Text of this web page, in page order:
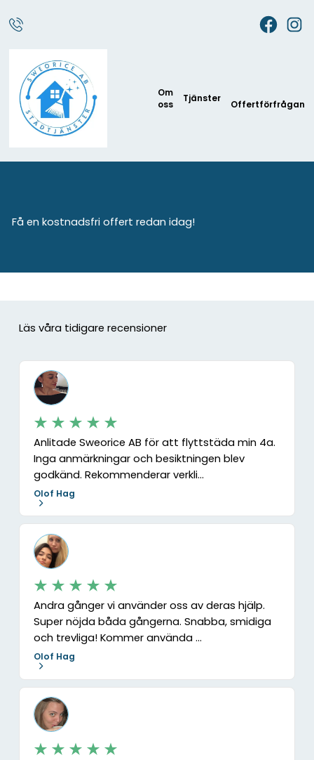
Om
oss
Tjänster
Offertförfrågan
Få en kostnadsfri offert redan idag!
Läs våra tidigare recensioner
Anlitade Sweorice AB för att flyttstäda min 4a.
Inga anmärkningar och besiktningen blev
godkänd. Rekommenderar verkli...
Olof Hag
Andra gånger vi använder oss av deras hjälp.
Super nöjda båda gångerna. Snabba, smidiga
och trevliga! Kommer använda ...
Olof Hag